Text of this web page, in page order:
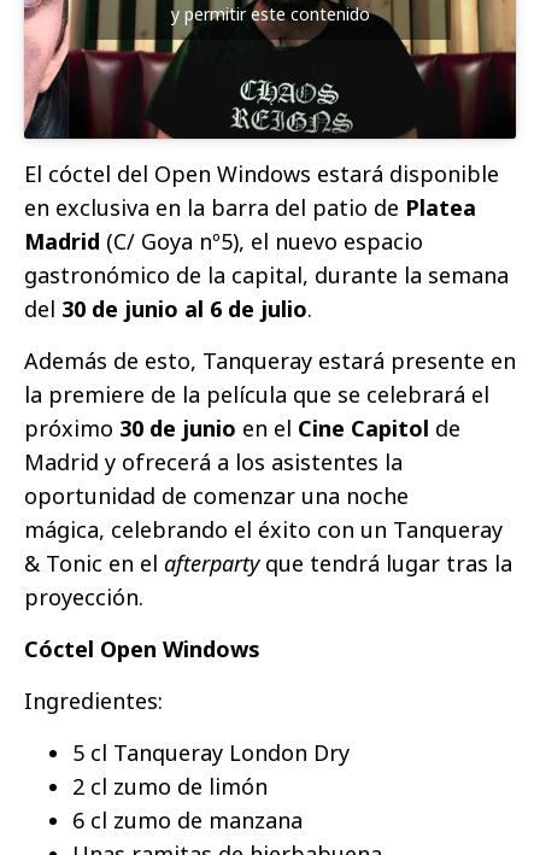
y permitir este contenido
El cóctel del Open Windows estará disponible
en exclusiva en la barra del patio de Platea
Madrid (C/ Goya nº5), el nuevo espacio
gastronómico de la capital, durante la semana
del 30 de junio al 6 de julio.
Además de esto, Tanqueray estará presente en
la premiere de la película que se celebrará el
próximo 30 de junio en el Cine Capitol de
Madrid y ofrecerá a los asistentes la
oportunidad de comenzar una noche
mágica, celebrando el éxito con un Tanqueray
& Tonic en el afterpartyque tendrá lugar tras la
proyección.
Cóctel Open Windows
Ingredientes:
5 cl Tanqueray London Dry
2 cl zumo de limón
6 cl zumo de manzana